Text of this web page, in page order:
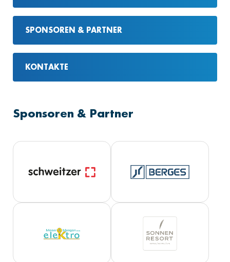
SPONSOREN & PARTNER
KONTAKTE
Sponsoren & Partner